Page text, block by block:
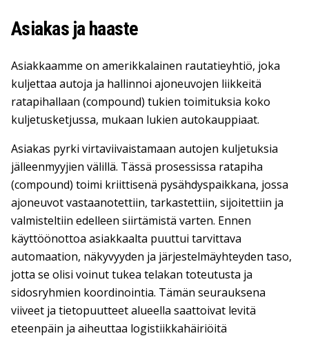
Asiakas ja haaste
Asiakkaamme on amerikkalainen rautatieyhtiö, joka
kuljettaa autoja ja hallinnoi ajoneuvojen liikkeitä
ratapihallaan (compound) tukien toimituksia koko
kuljetusketjussa, mukaan lukien autokauppiaat.
Asiakas pyrki virtaviivaistamaan autojen kuljetuksia
jälleenmyyjien välillä. Tässä prosessissa ratapiha
(compound) toimi kriittisenä pysähdyspaikkana, jossa
ajoneuvot vastaanotettiin, tarkastettiin, sijoitettiin ja
valmisteltiin edelleen siirtämistä varten. Ennen
käyttöönottoa asiakkaalta puuttui tarvittava
automaation, näkyvyyden ja järjestelmäyhteyden taso,
jotta se olisi voinut tukea telakan toteutusta ja
sidosryhmien koordinointia. Tämän seurauksena
viiveet ja tietopuutteet alueella saattoivat levitä
eteenpäin ja aiheuttaa logistiikkahäiriöitä